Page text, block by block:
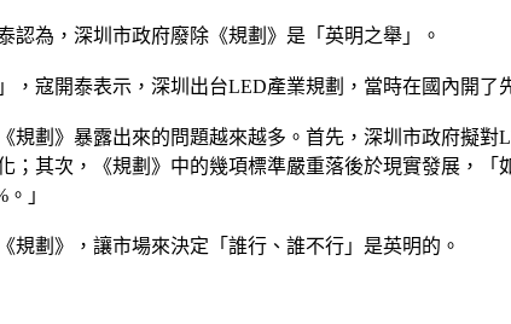
認為，深圳市政府廢除《規劃》是「英明之舉」。
，寇開泰表示，深圳出台LED產業規劃，當時在國內開
規劃》暴露出來的問題越來越多。首先，深圳市政府擬
；其次，《規劃》中的幾項標準嚴重落後於現實發展，
」
規劃》，讓市場來決定「誰行、誰不行」是英明的。